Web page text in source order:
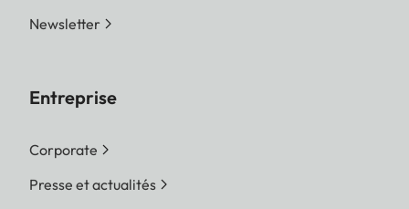
Newsletter
Entreprise
Corporate
Presse et actualités